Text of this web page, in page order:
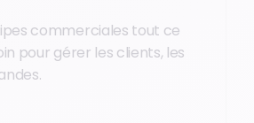
commerciales tout ce
pour gérer les clients, les